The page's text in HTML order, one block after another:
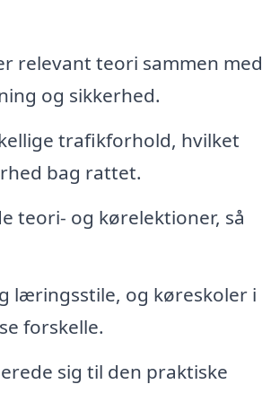
relevant teori sammen med
og sikkerhed.
trafikforhold, hvilket
bag rattet.
teori- og kørelektioner, så
læringsstile, og køreskoler i
forskelle.
sig til den praktiske